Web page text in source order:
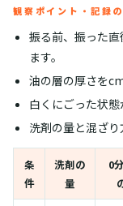
観察ポイント・記録
振る前、振った
ます。
油の層の厚さを
白くにごった状態
洗剤の量と混ざり
条
件
洗剤の
量
0